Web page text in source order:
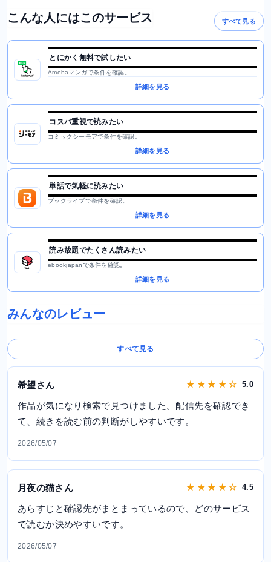
こんな人にはこのサービス すべて見る
とにかく無料で試したい
Amebaマンガで条件を確認。
詳細を見る
コスパ重視で読みたい
コミックシーモアで条件を確認。
詳細を見る
単話で気軽に読みたい
ブックライブで条件を確認。
詳細を見る
読み放題でたくさん読みたい
ebookjapanで条件を確認。
詳細を見る
みんなのレビュー
すべて見る
希望さん ★ ★ ★ ★ ☆ 5.0
作品が気になり検索で見つけました。配信先を確認でき
て、続きを読む前の判断がしやすいです。
2026/05/07
月夜の猫さん ★ ★ ★ ★ ☆ 4.5
あらすじと確認先がまとまっているので、どのサービス
で読むか決めやすいです。
2026/05/07